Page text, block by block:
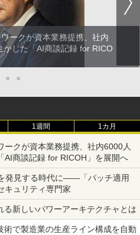
ークが資本業務提携、社内
した「AI商談記録 for RICO
● ●
1週間 1カ月
ークが資本業務提携、社内6000人
AI商談記録 for RICOH」を展開へ
発見する時代に――「パッチ適用
キュリティ専門家
新しいパワーアーキテクチャとは
術で製造業の生産ライン構成を自動